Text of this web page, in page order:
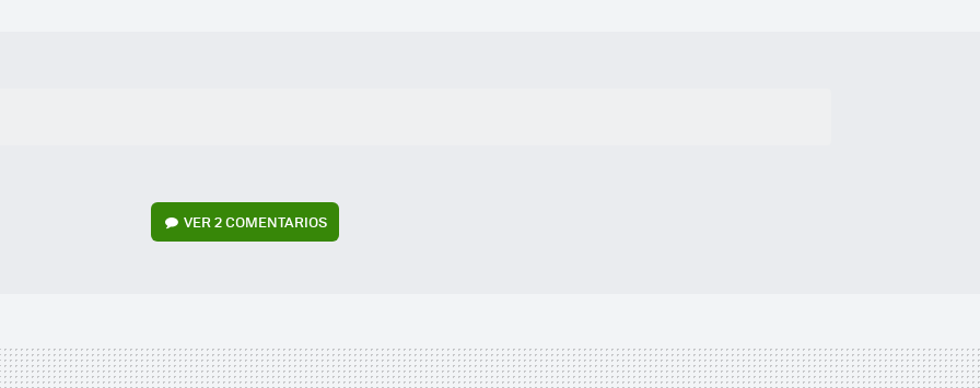
VER2 COMENTARIOS